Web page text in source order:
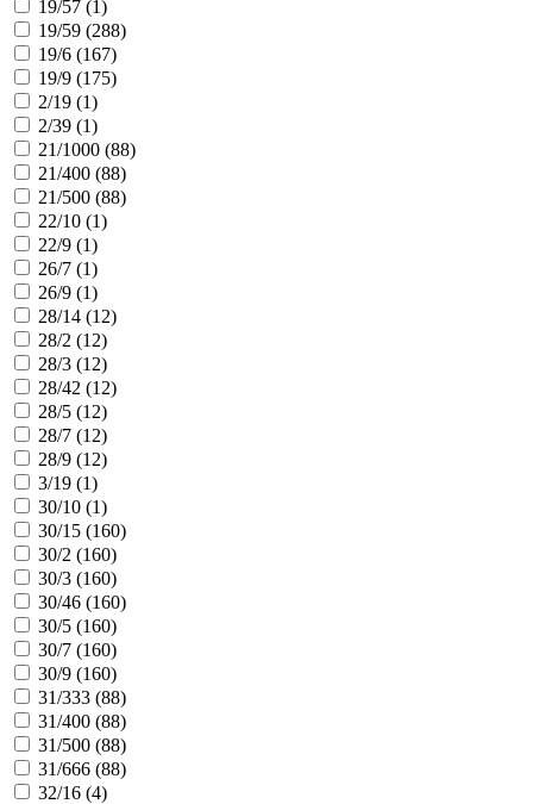
19/57 (1)
19/59 (288)
19/6 (167)
19/9 (175)
2/19 (1)
2/39 (1)
21/1000 (88)
21/400 (88)
21/500 (88)
22/10 (1)
22/9 (1)
26/7 (1)
26/9 (1)
28/14 (12)
28/2 (12)
28/3 (12)
28/42 (12)
28/5 (12)
28/7 (12)
28/9 (12)
3/19 (1)
30/10 (1)
30/15 (160)
30/2 (160)
30/3 (160)
30/46 (160)
30/5 (160)
30/7 (160)
30/9 (160)
31/333 (88)
31/400 (88)
31/500 (88)
31/666 (88)
32/16 (4)